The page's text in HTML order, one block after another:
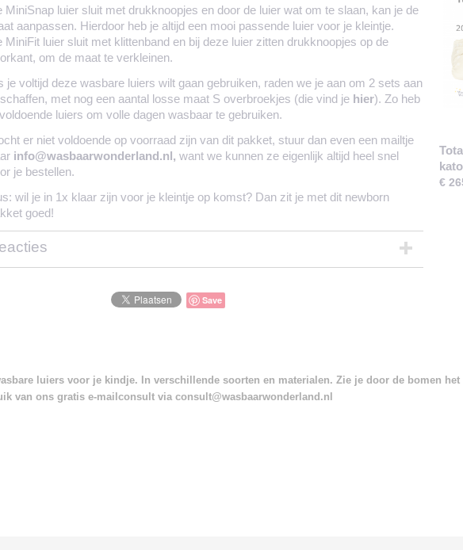
MiniSnap luier sluit met drukknoopjes en door de luier wat om te slaan, kan je de
aanpassen. Hierdoor heb je altijd een mooi passende luier voor je kleintje.
MiniFit luier sluit met klittenband en bij deze luier zitten drukknoopjes op de
om de maat te verkleinen.
je voltijd deze wasbare luiers wilt gaan gebruiken, raden we je aan om 2 sets aan
met nog een aantal losse maat S overbroekjes (die vind je hier). Zo heb
luiers om volle dagen wasbaar te gebruiken.
er niet voldoende op voorraad zijn van dit pakket, stuur dan even een mailtje
info@wasbaarwonderland.nl, want we kunnen ze eigenlijk altijd heel snel
je bestellen.
wil je in 1x klaar zijn voor je kleintje op komst? Dan zit je met dit newborn
goed!
Save
€
luiers voor je kindje. In verschillende soorten en materialen. Zie je door de bomen het
van ons gratis e-mailconsult via consult@wasbaarwonderland.nl